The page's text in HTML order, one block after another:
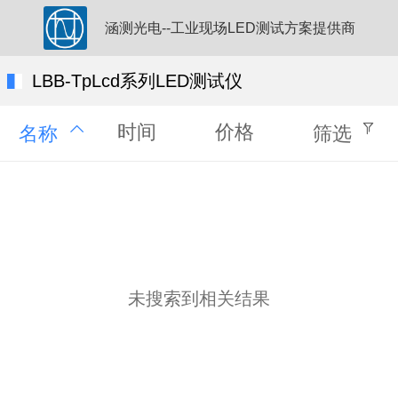
涵测光电--工业现场LED测试方案提供商
LBB-TpLcd系列LED测试仪
名称 时间 价格 筛选
未搜索到相关结果